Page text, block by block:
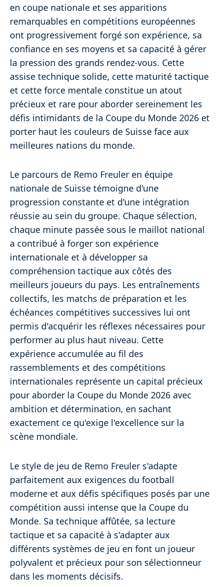
en coupe nationale et ses apparitions
remarquables en compétitions européennes
ont progressivement forgé son expérience, sa
confiance en ses moyens et sa capacité à gérer
la pression des grands rendez-vous. Cette
assise technique solide, cette maturité tactique
et cette force mentale constitue un atout
précieux et rare pour aborder sereinement les
défis intimidants de la Coupe du Monde 2026 et
porter haut les couleurs de Suisse face aux
meilleures nations du monde.
Le parcours de Remo Freuler en équipe
nationale de Suisse témoigne d'une
progression constante et d'une intégration
réussie au sein du groupe. Chaque sélection,
chaque minute passée sous le maillot national
a contribué à forger son expérience
internationale et à développer sa
compréhension tactique aux côtés des
meilleurs joueurs du pays. Les entraînements
collectifs, les matchs de préparation et les
échéances compétitives successives lui ont
permis d'acquérir les réflexes nécessaires pour
performer au plus haut niveau. Cette
expérience accumulée au fil des
rassemblements et des compétitions
internationales représente un capital précieux
pour aborder la Coupe du Monde 2026 avec
ambition et détermination, en sachant
exactement ce qu'exige l'excellence sur la
scène mondiale.
Le style de jeu de Remo Freuler s'adapte
parfaitement aux exigences du football
moderne et aux défis spécifiques posés par une
compétition aussi intense que la Coupe du
Monde. Sa technique affûtée, sa lecture
tactique et sa capacité à s'adapter aux
différents systèmes de jeu en font un joueur
polyvalent et précieux pour son sélectionneur
dans les moments décisifs.